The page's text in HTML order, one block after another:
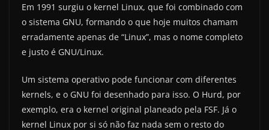
Em 1991 surgiu o kernel Linux, que foi combinado com
o sistema GNU, formando o que hoje muitos chamam
erradamente apenas de “Linux”, mas o nome completo
e justo é GNU/Linux.
Um sistema operativo pode funcionar com diferentes
kernels, e o GNU foi desenhado para isso. O Hurd, por
exemplo, era o kernel original planeado pela FSF. Já o
kernel Linux por si só não faz nada sem o resto do